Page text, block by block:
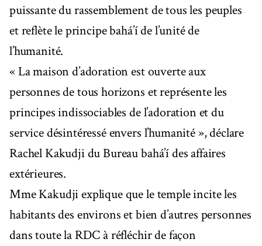
puissante du rassemblement de tous les peuples
et reflète le principe bahá’í de l’unité de
l’humanité.
« La maison d’adoration est ouverte aux
personnes de tous horizons et représente les
principes indissociables de l’adoration et du
service désintéressé envers l’humanité », déclare
Rachel Kakudji du Bureau bahá’í des affaires
extérieures.
Mme Kakudji explique que le temple incite les
habitants des environs et bien d’autres personnes
dans toute la RDC à réfléchir de façon